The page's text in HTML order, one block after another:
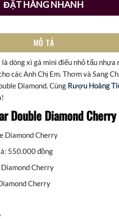
ĐẶT HÀNG NHANH
MÔ TẢ
dòng xì gà mini điếu nhỏ tẩu nhựa
các Anh Chị Em. Thơm và Sang
Diamond. Cùng Rượu Hoàng
Double Diamond Cherry
Diamond Cherry
550.000 đồng
Cherry
Cherry